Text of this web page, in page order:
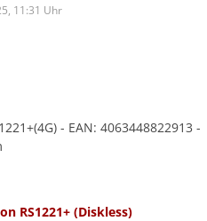
11:31 Uhr
- EAN: 4063448822913 -
RS1221+ (Diskless)